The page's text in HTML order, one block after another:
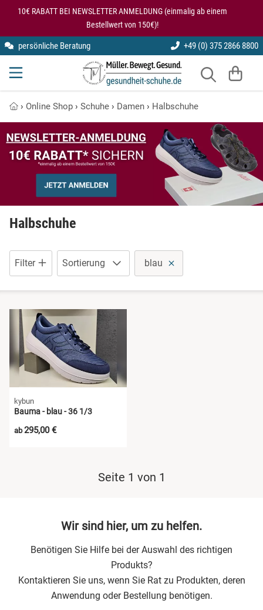
10€ RABATT BEI NEWSLETTER ANMELDUNG (einmalig ab einem
Bestellwert von 150€)!
persönliche Beratung +49 (0) 375 2866 8800
› Online Shop › Schuhe › Damen › Halbschuhe
Halbschuhe
Filter Sortierung blau
kybun
Bauma - blau - 36 1/3
ab295,00 €
Seite 1 von 1
Wir sind hier, um zu helfen.
Benötigen Sie Hilfe bei der Auswahl des richtigen
Produkts?
Kontaktieren Sie uns, wenn Sie Rat zu Produkten, deren
Anwendung oder Bestellung benötigen.
Arbeitsschuhe
Gesundheitsschuhe
Halbschuhe
Hausschuhe
Laufschuhe
Schuhe mit Klettverschluss
Sneaker
Wanderschuhe
kybun
Modularis
SmartFoot
X10D
Gesundheitsschuhe für den Rücken
Knie entlastende Schuhe
Kybun Matte im Test
Kybun Schuhe bei Kniearthrose
Kybun Schuhe im Test
Schuhe bei Fersensporn
Übungen auf der kybun Matte